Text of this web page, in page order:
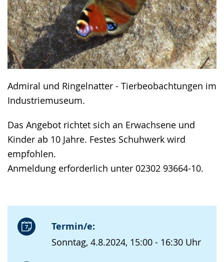
Admiral und Ringelnatter - Tierbeobachtungen im
Industriemuseum.
Das Angebot richtet sich an Erwachsene und
Kinder ab 10 Jahre. Festes Schuhwerk wird
empfohlen.
Anmeldung erforderlich unter 02302 93664-10.
Termin/e:
Sonntag, 4.8.2024, 15:00 - 16:30 Uhr